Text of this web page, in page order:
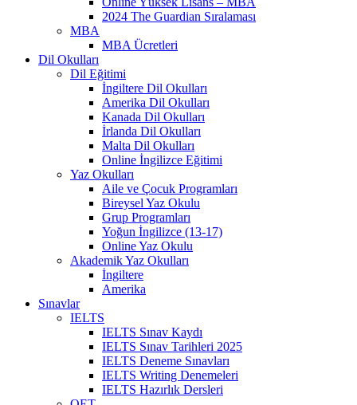
2024 The Guardian Sıralaması
MBA
MBA Ücretleri
Dil Okulları
Dil Eğitimi
İngiltere Dil Okulları
Amerika Dil Okulları
Kanada Dil Okulları
İrlanda Dil Okulları
Malta Dil Okulları
Online İngilizce Eğitimi
Yaz Okulları
Aile ve Çocuk Programları
Bireysel Yaz Okulu
Grup Programları
Yoğun İngilizce (13-17)
Online Yaz Okulu
Akademik Yaz Okulları
İngiltere
Amerika
Sınavlar
IELTS
IELTS Sınav Kaydı
IELTS Sınav Tarihleri 2025
IELTS Deneme Sınavları
IELTS Writing Denemeleri
IELTS Hazırlık Dersleri